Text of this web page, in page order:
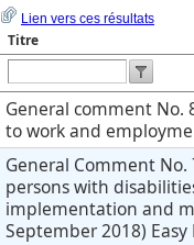
Lien vers ces résultats
Titre
General comment No.
to work and
General Comment
persons with
implementation and
September 2018)